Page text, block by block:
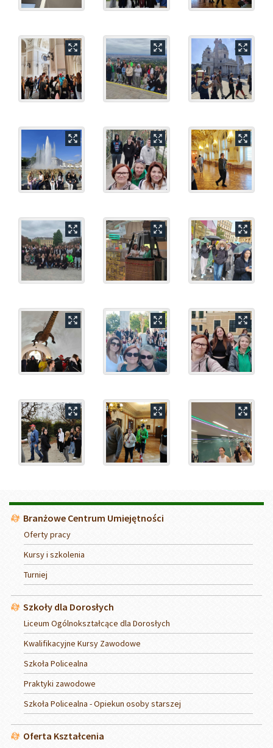
MenuBranżowe Centrum Umiejętności
Oferty pracy
Kursy i szkolenia
Turniej
Szkoły dla Dorosłych
Liceum Ogólnokształcące dla Dorosłych
Kwalifikacyjne Kursy Zawodowe
Szkoła Policealna
Praktyki zawodowe
Szkoła Policealna - Opiekun osoby starszej
Oferta Kształcenia